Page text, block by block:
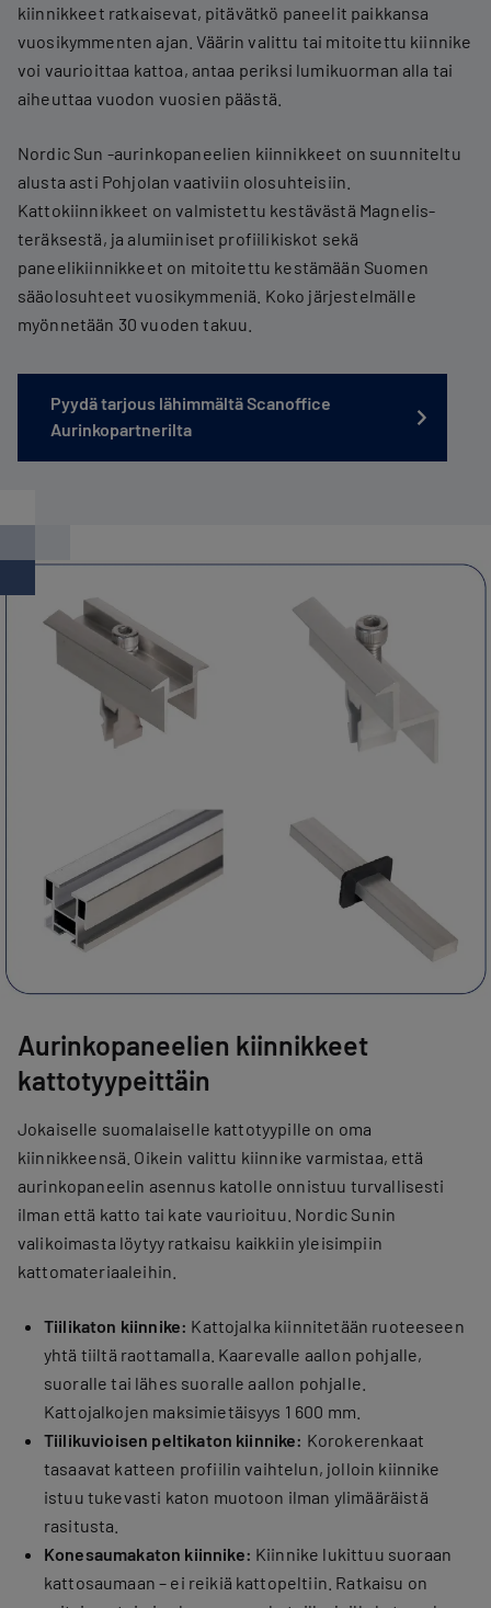
kiinnikkeet ratkaisevat, pitävätkö paneelit paikkansa
vuosikymmenten ajan. Väärin valittu tai mitoitettu kiinnike
voi vaurioittaa kattoa, antaa periksi lumikuorman alla tai
aiheuttaa vuodon vuosien päästä.
Nordic Sun -aurinkopaneelien kiinnikkeet on suunniteltu
alusta asti Pohjolan vaativiin olosuhteisiin.
Kattokiinnikkeet on valmistettu kestävästä Magnelis-
teräksestä, ja alumiiniset profiilikiskot sekä
paneelikiinnikkeet on mitoitettu kestämään Suomen
sääolosuhteet vuosikymmeniä. Koko järjestelmälle
myönnetään 30 vuoden takuu.
Pyydä tarjous lähimmältä Scanoffice
Aurinkopartnerilta
Aurinkopaneelien kiinnikkeet
kattotyypeittäin
Jokaiselle suomalaiselle kattotyypille on oma
kiinnikkeensä. Oikein valittu kiinnike varmistaa, että
aurinkopaneelin asennus katolle onnistuu turvallisesti
ilman että katto tai kate vaurioituu. Nordic Sunin
valikoimasta löytyy ratkaisu kaikkiin yleisimpiin
kattomateriaaleihin.
Tiilikaton kiinnike: Kattojalka kiinnitetään ruoteeseen
yhtä tiiltä raottamalla. Kaarevalle aallon pohjalle,
suoralle tai lähes suoralle aallon pohjalle.
Kattojalkojen maksimietäisyys 1 600 mm.
Tiilikuvioisen peltikaton kiinnike: Korokerenkaat
tasaavat katteen profiilin vaihtelun, jolloin kiinnike
istuu tukevasti katon muotoon ilman ylimääräistä
rasitusta.
Konesaumakaton kiinnike: Kiinnike lukittuu suoraan
kattosaumaan – ei reikiä kattopeltiin. Ratkaisu on